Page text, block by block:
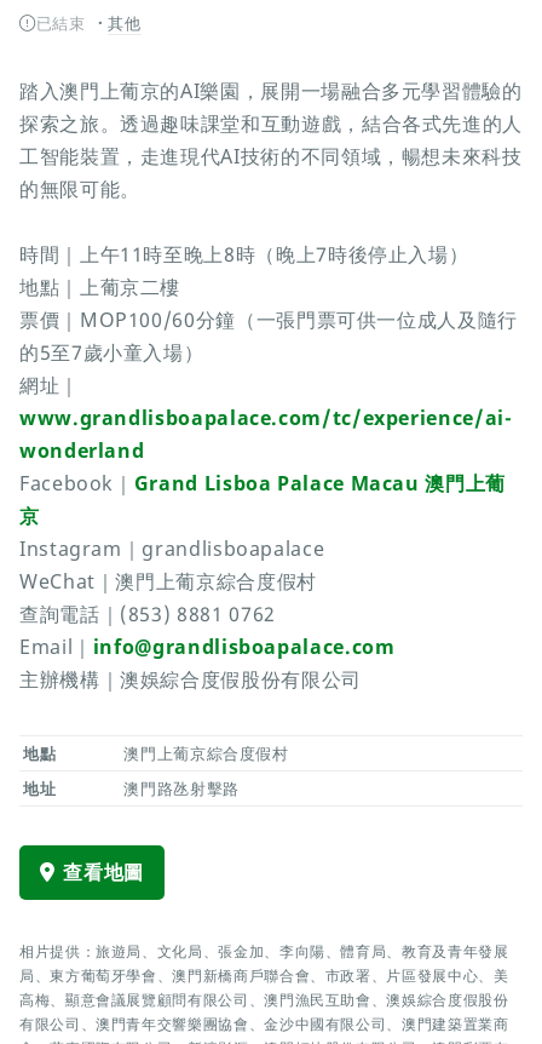
已結束 其他
踏入澳門上葡京的AI樂園，展開一場融合多元學習體驗的
探索之旅。透過趣味課堂和互動遊戲，結合各式先進的人
工智能裝置，走進現代AI技術的不同領域，暢想未來科技
的無限可能。
時間｜上午11時至晚上8時（晚上7時後停止入場）
地點｜上葡京二樓
票價｜MOP100/60分鐘（一張門票可供一位成人及隨行
的5至7歲小童入場）
網址｜
www.grandlisboapalace.com/tc/experience/ai-
wonderland
Facebook｜ Grand Lisboa Palace Macau 澳門上葡
京
Instagram｜grandlisboapalace
WeChat｜澳門上葡京綜合度假村
查詢電話｜(853) 8881 0762
Email｜ info@grandlisboapalace.com
主辦機構｜澳娛綜合度假股份有限公司
地點
澳門上葡京綜合度假村
地址
澳門路氹射擊路
查看地圖
相片提供：旅遊局、文化局、張金加、李向陽、體育局、教育及青年發展
局、東方葡萄牙學會、澳門新橋商戶聯合會、市政署、片區發展中心、美
高梅、顯意會議展覽顧問有限公司、澳門漁民互助會、澳娛綜合度假股份
有限公司、澳門青年交響樂團協會、金沙中國有限公司、澳門建築置業商